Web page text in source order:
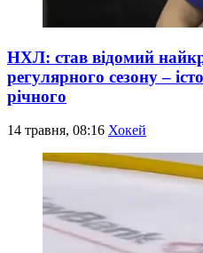
НХЛ: став відомий
регулярного сезону –
річного
14 травня, 08:16 Хокей